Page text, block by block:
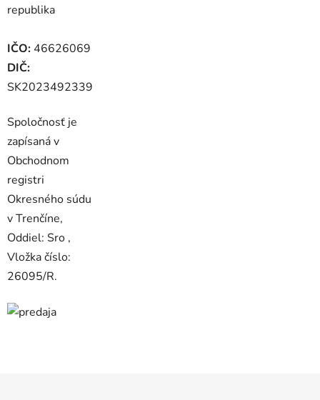
republika
IČO: 46626069
DIČ:
SK2023492339
Spoločnosť je
zapísaná v
Obchodnom
registri
Okresného súdu
v Trenčíne,
Oddiel: Sro ,
Vložka číslo:
26095/R.